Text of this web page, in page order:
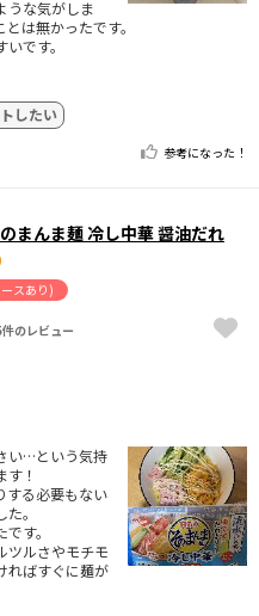
うな気がしま
は無かったです。
です。
したい
参考になった！
まんま麺 冷し中華 醤油だれ
スあり)
のレビュー
い…という気持
！
する必要もない
。
す。
ツルさやモチモ
ればすぐに麺が